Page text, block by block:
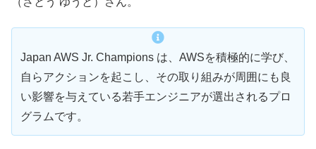
Japan AWS Jr. Champions は、AWSを積極的に学び、
自らアクションを起こし、その取り組みが周囲にも良
い影響を与えている若手エンジニアが選出されるプロ
グラムです。